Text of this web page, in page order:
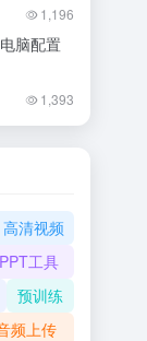
1,196
脑配置
1,393
高清视频
工具
预训练
频上传